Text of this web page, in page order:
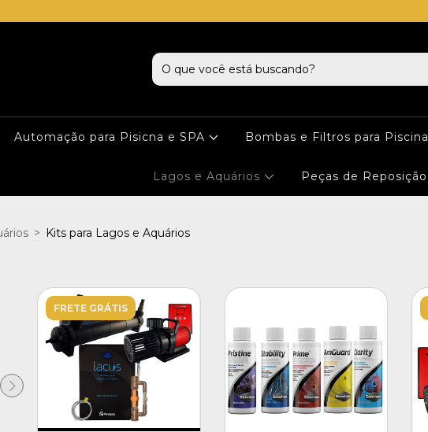
Automação para Pisicna e SPA Bombas e Filtros para Piscina
Lagos e Aquários Peças de Reposição
> Kits para Lagos e Aquários
FRETE GRÁTIS